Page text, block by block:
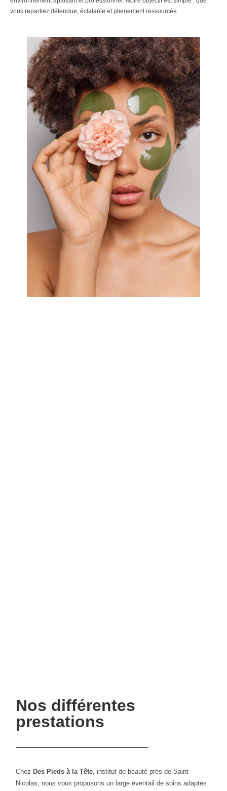
vous repartiez détendue, éclatante et pleinement ressourcée.
Nos différentes
prestations
Chez Des Pieds à la Tête , institut de beauté près de Saint-
Nicolas, nous vous proposons un large éventail de soins adaptés